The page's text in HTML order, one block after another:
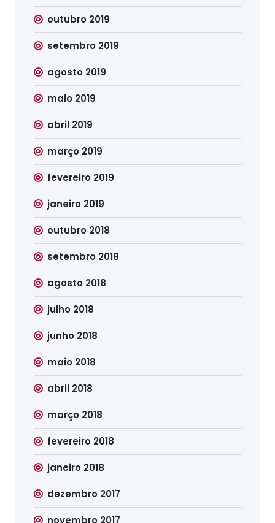
outubro 2019
setembro 2019
agosto 2019
maio 2019
abril 2019
março 2019
fevereiro 2019
janeiro 2019
outubro 2018
setembro 2018
agosto 2018
julho 2018
junho 2018
maio 2018
abril 2018
março 2018
fevereiro 2018
janeiro 2018
dezembro 2017
novembro 2017